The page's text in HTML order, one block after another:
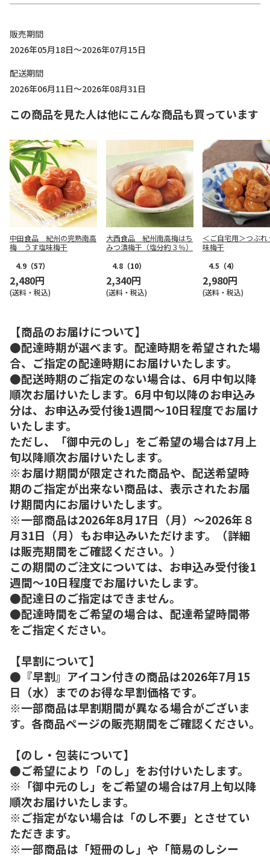
販売期間
2026年05月18日～2026年07月15日
配送期間
2026年06月11日～2026年08月31日
この商品を見た人は他にこんな商品も買っています
中田食品 紀州の完熟南高
梅 うす塩味梅干
4.9 （57）
2,480円
(送料・税込)
大西食品 紀州南高梅はち
みつ漬梅干（塩分約３％）
4.8 （10）
2,340円
(送料・税込)
＜ご自宅用＞つぶれ
味梅干
4.5 （4）
2,980円
(送料・税込)
【商品のお届けについて】
●配達時期が選べます。配達時期を希望された場
合、ご指定の配達時期にお届けいたします。
●配送時期のご指定のない場合は、6月中旬以降
順次お届けいたします。6月中旬以降のお申込み
分は、お申込み受付後1週間～10日程度でお届け
いたします。
ただし、「御中元のし」をご希望の場合は7月上
旬以降順次お届けいたします。
※お届け期間が限定された商品や、配送希望時
期のご指定が出来ない商品は、表示されたお届
け期間内にお届けいたします。
※一部商品は2026年8月17日（月）～2026年８
月31日（月）もお申込みいただけます。（詳細
は販売期間をご確認ください。）
この期間のご注文については、お申込み受付後1
週間～10日程度でお届けいたします。
●配達日のご指定はできません。
●配達時間をご希望の場合は、配達希望時間帯
をご指定ください。
【早割について】
●『早割』アイコン付きの商品は2026年7月15
日（水）までのお得な早割価格です。
※一部商品は早割期間が異なる場合がございま
す。各商品ページの販売期間をご確認ください。
【のし・包装について】
●ご希望により「のし」をお付けいたします。
※「御中元のし」をご希望の場合は7月上旬以降
順次お届けいたします。
※ご指定がない場合は「のし不要」とさせてい
ただきます。
※一部商品は「短冊のし」や「簡易のしシー